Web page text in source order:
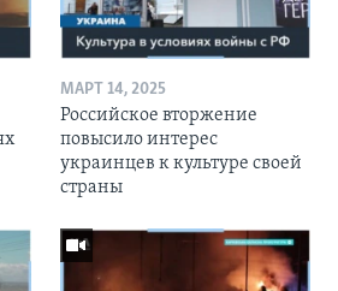
МАРТ 14, 2025
Российское вторжение
повысило интерес
украинцев к культуре своей
страны